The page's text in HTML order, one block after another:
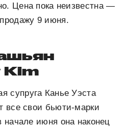
Цена пока неизвестна —
9 июня.
Kim
супруга Канье Уэста
все свои бьюти-марки
начале июня она наконец